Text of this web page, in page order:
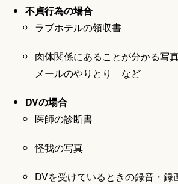
不貞行為の場合
ラブホテルの領収書
肉体関係にあることが分かる写
メールのやりとり など
DVの場合
医師の診断書
怪我の写真
DVを受けているときの録音・